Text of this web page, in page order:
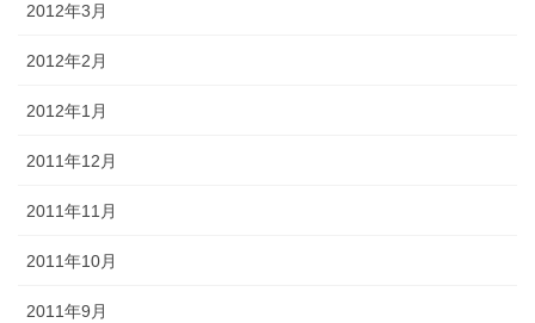
2012年3月
2012年2月
2012年1月
2011年12月
2011年11月
2011年10月
2011年9月